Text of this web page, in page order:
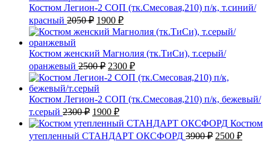
2600 ₽.
Костюм Легион-2 СОП (тк.Смесовая,210) п/к, т.синий/
красный 2050₽ Первоначальная
цена
составляла
2050 ₽.
1900 ₽Текущая
цена:
Костюм женский Магнолия (тк.ТиСи), т.серый/
оранжевый 2500₽ Первоначальная
цена
составляла
2500 ₽.
2300 ₽Текущая
цена:
Костюм Легион-2 СОП (тк.Смесовая,210) п/к, бежевый/
т.серый 2300₽ Первоначальная
цена
составляла
2300 ₽.
1900 ₽Текущая
цена:
1900 ₽.
Костюм
утепленный СТАНДАРТ ОКСФОРД 3900₽ 2500 ₽